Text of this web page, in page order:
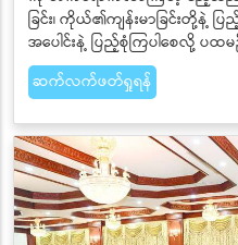
ခြင်း၊ ကိုယ်၏ကျန်းမာခြင်းတို့နဲ့ ပ
အပေါင်းနဲ့ ပြည့်စုံကြပါစေလို့ ပ
ဆက်လက်ဖတ်ရှုရန်